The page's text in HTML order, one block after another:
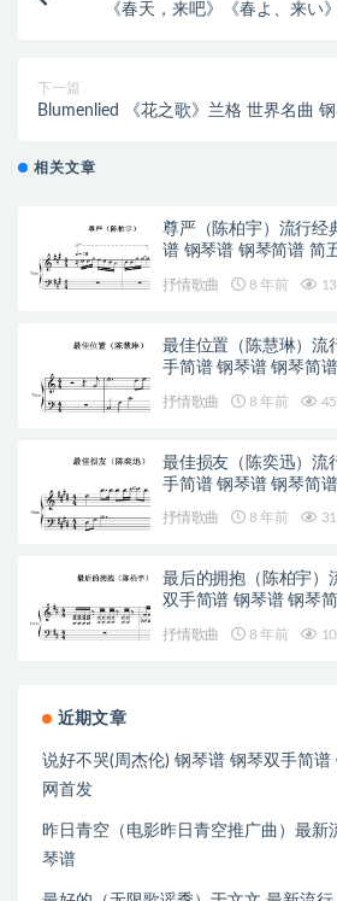
《春天，来吧》《春よ、来い
下一篇
Blumenlied 《花之歌》兰格 世界名曲
相关文章
尊严（陈柏宇）流行经
谱 钢琴谱 钢琴简谱 简
抒情歌曲 8 年前
最佳位置（陈慧琳）流
手简谱 钢琴谱 钢琴简
抒情歌曲 8 年前
最佳损友（陈奕迅）流
手简谱 钢琴谱 钢琴简
抒情歌曲 8 年前
最后的拥抱（陈柏宇）
双手简谱 钢琴谱 钢琴
抒情歌曲 8 年前
近期文章
说好不哭(周杰伦) 钢琴谱 钢琴双手简
网首发
昨日青空（电影昨日青空推广曲）最新
琴谱